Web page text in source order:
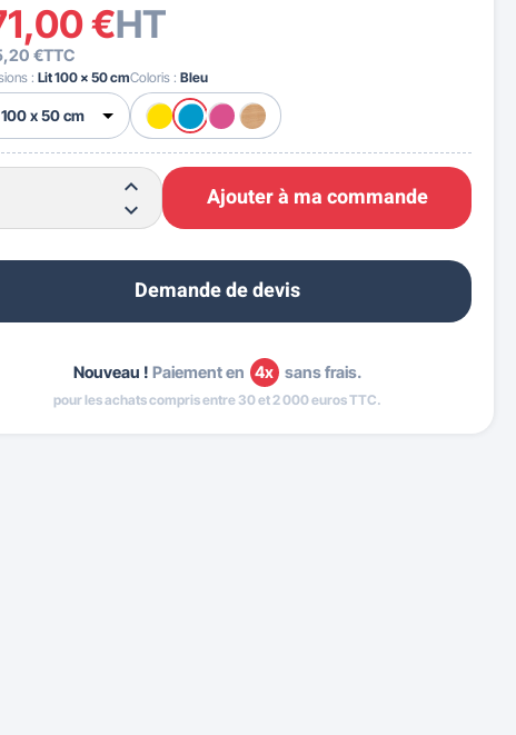
€HT
€TTC
:Lit 100 x 50 cmColoris :Bleu
Ajouter à ma commande
Demande de devis
Nouveau ! Paiement en 4x sans frais.
pour les achats compris entre 30 et 2 000 euros TTC.